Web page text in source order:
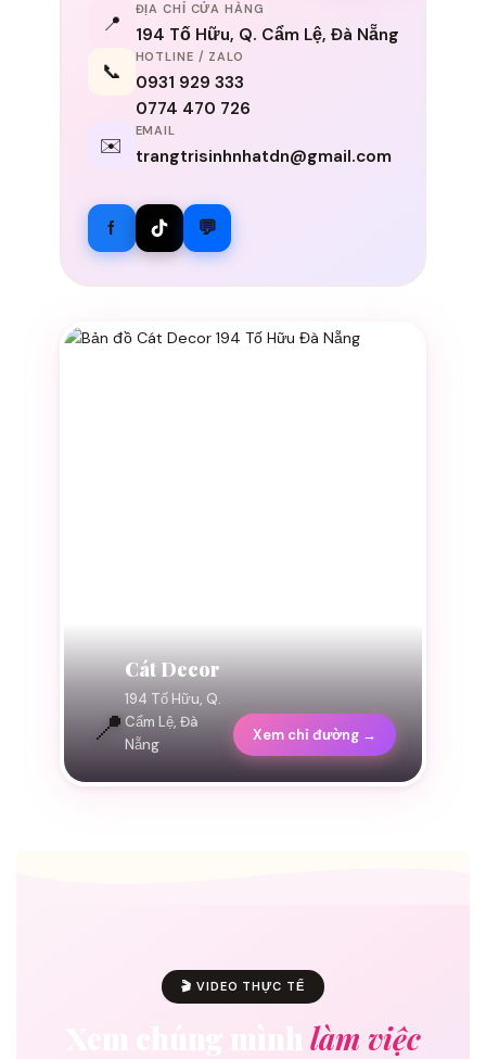
📍
ĐỊA CHỈ CỬA HÀNG
194 Tố Hữu, Q. Cẩm Lệ, Đà Nẵng
📞
HOTLINE / ZALO
0931 929 333
0774 470 726
✉️
EMAIL
trangtrisinhnhatdn@gmail.com
f 💬
📍
Cát Decor
194 Tố Hữu, Q.
Cẩm Lệ, Đà
Nẵng
Xem chỉ đường →
🎬 VIDEO THỰC TẾ
Xem chúng mình làm việc